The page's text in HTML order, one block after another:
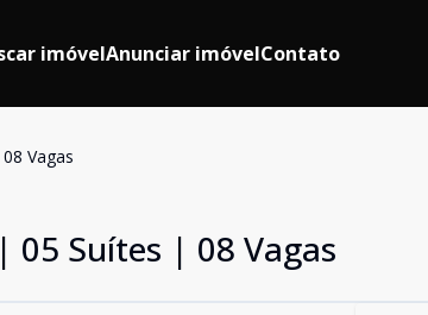
imóvelAnunciar imóvelContato
Vagas
Suítes | 08 Vagas